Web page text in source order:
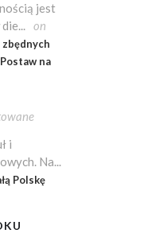
jest
on
na
i
Na...
Polskę